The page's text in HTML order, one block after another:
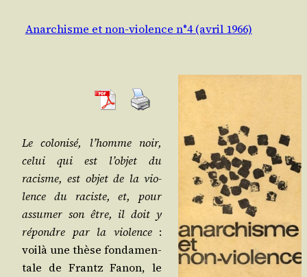
Anarchisme et non-violence n°4 (avril 1966)
Le colo­ni­sé, l’homme noir,
celui qui est l’objet du
racisme, est objet de la vio­
lence du raciste, et, pour
assu­mer son être, il doit y
répondre par la vio­lence:
voi­là une thèse fon­da­men­
tale de Frantz Fanon, le